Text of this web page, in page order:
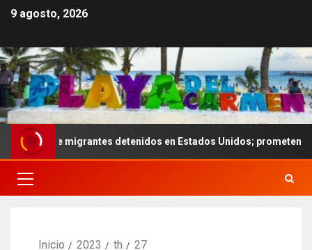
9 agosto, 2026
migrantes detenidos en Estados Unidos; prometen liberarlos
Inicio 2023 th 27